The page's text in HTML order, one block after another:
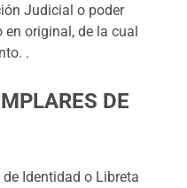
Judicial o poder
original, de la cual
.
DE
Identidad o Libreta